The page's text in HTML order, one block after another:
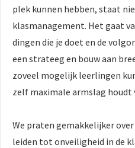
plek kunnen hebben, staat
klasmanagement. Het gaat
dingen die je doet en de
een strateeg en bouw aan
zoveel mogelijk leerlingen
zelf maximale armslag houdt
We praten gemakkelijker
leiden tot onveiligheid in de